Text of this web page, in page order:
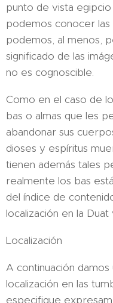
punto de vista
podemos conocer
podemos, al menos,
significado de las
no es cognoscible.
Como en el caso de
bas o almas que les
abandonar sus
dioses y espíritus
tienen además tales
realmente los bas
del índice de
localización en la
Localización
A continuación
localización en las
especifique